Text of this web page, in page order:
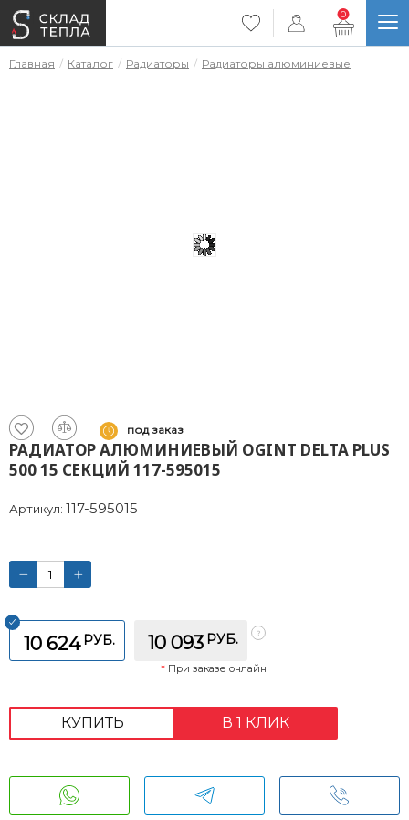
0
Главная Каталог Радиаторы Радиаторы алюминиевые
под заказ
РАДИАТОР АЛЮМИНИЕВЫЙ OGINT DELTA PLUS
500 15 СЕКЦИЙ 117-595015
Артикул: 117-595015
10 624 РУБ. 10 093 РУБ.
*При заказе онлайн
КУПИТЬ В 1 КЛИК